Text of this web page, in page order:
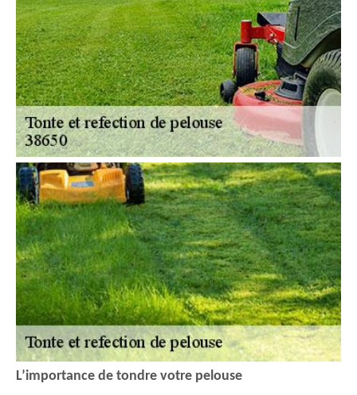
L’importance de tondre votre pelouse